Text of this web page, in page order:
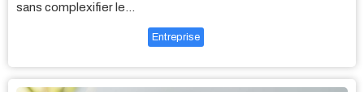
sans complexifier le…
Entreprise